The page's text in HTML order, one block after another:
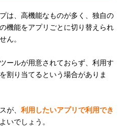
は、高機能なものが多く、独自の
機能をアプリごとに切り替えられ
ん。
ールが用意されておらず、利用す
割り当てるという場合がありま
が、 利用したいアプリで利用でき
いでしょう。